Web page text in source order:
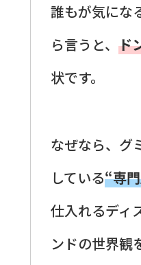
誰もが気にな
ら言うと、 ド
状です。
なぜなら、グ
している“専
仕入れるディ
ンドの世界観